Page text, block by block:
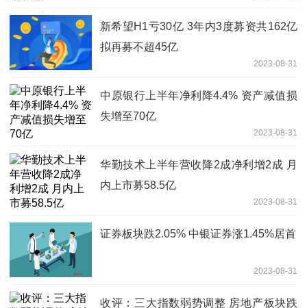
新希望H1亏30亿 3年内3度募资共162亿
拟再募不超45亿
2023-08-31
中原银行上半年净利降4.4% 资产减值损
失增至70亿
2023-08-31
华勤技术上半年营收降2成净利增2成 月
内上市募58.5亿
2023-08-31
证券板块跌2.05% 中银证券涨1.45%居首
2023-08-31
收评：三大指数弱势调整 房地产板块跌